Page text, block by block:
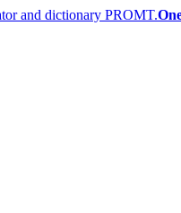
PROMT.